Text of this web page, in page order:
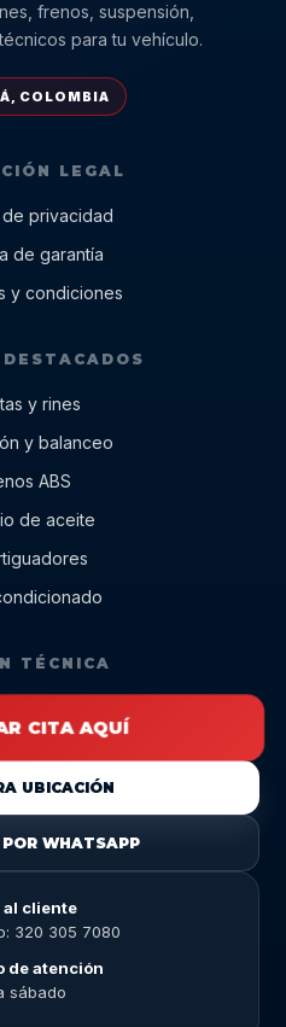
frenos, suspensión,
para tu vehículo.
COLOMBIA
LEGAL
privacidad
de garantía
y condiciones
y rines
y balanceo
ABS
de aceite
TÉCNICA
CITA AQUÍ
UBICACIÓN
WHATSAPP
cliente
320 305 7080
de atención
sábado